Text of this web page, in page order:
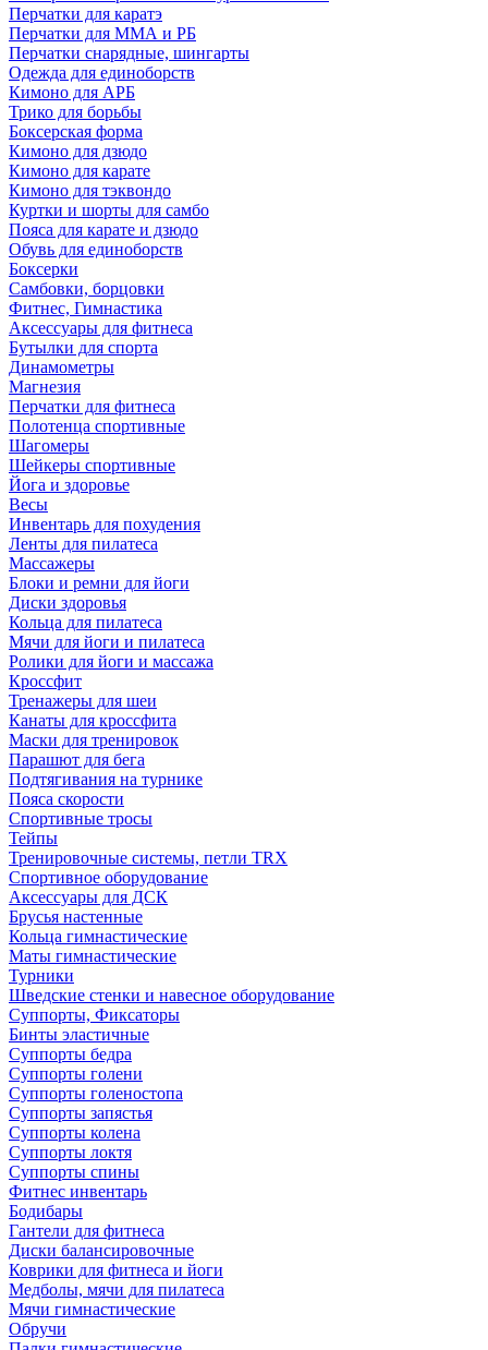
Перчатки для каратэ
Перчатки для ММА и РБ
Перчатки снарядные, шингарты
Одежда для единоборств
Кимоно для АРБ
Трико для борьбы
Боксерская форма
Кимоно для дзюдо
Кимоно для карате
Кимоно для тэквондо
Куртки и шорты для самбо
Пояса для карате и дзюдо
Обувь для единоборств
Боксерки
Самбовки, борцовки
Фитнес, Гимнастика
Аксессуары для фитнеса
Бутылки для спорта
Динамометры
Магнезия
Перчатки для фитнеса
Полотенца спортивные
Шагомеры
Шейкеры спортивные
Йога и здоровье
Весы
Инвентарь для похудения
Ленты для пилатеса
Массажеры
Блоки и ремни для йоги
Диски здоровья
Кольца для пилатеса
Мячи для йоги и пилатеса
Ролики для йоги и массажа
Кроссфит
Тренажеры для шеи
Канаты для кроссфита
Маски для тренировок
Парашют для бега
Подтягивания на турнике
Пояса скорости
Спортивные тросы
Тейпы
Тренировочные системы, петли TRX
Спортивное оборудование
Аксессуары для ДСК
Брусья настенные
Кольца гимнастические
Маты гимнастические
Турники
Шведские стенки и навесное оборудование
Суппорты, Фиксаторы
Бинты эластичные
Суппорты бедра
Суппорты голени
Суппорты голеностопа
Суппорты запястья
Суппорты колена
Суппорты локтя
Суппорты спины
Фитнес инвентарь
Бодибары
Гантели для фитнеса
Диски балансировочные
Коврики для фитнеса и йоги
Медболы, мячи для пилатеса
Мячи гимнастические
Обручи